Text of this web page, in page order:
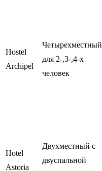
Hostel
Archipel
Четырехместный
для 2-,3-,4-х
человек
Hotel
Astoria
Двухместный с
двуспальной